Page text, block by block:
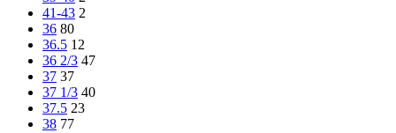
41-43 2
36 80
36.5 12
36 2/3 47
37 37
37 1/3 40
37.5 23
38 77